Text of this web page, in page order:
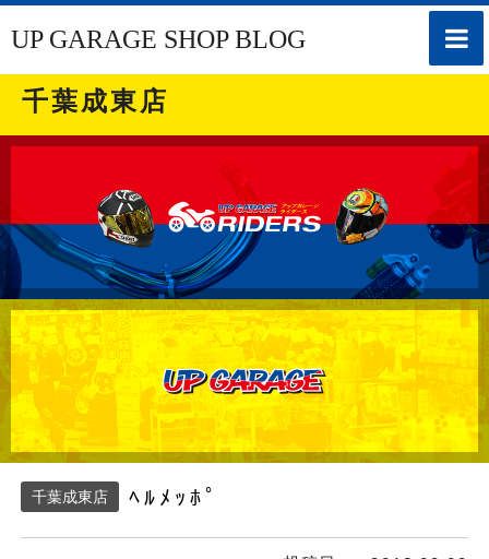
toggle
UP GARAGE SHOP BLOG
千葉成東店
千葉成東店 ﾍﾙﾒｯﾎﾟ